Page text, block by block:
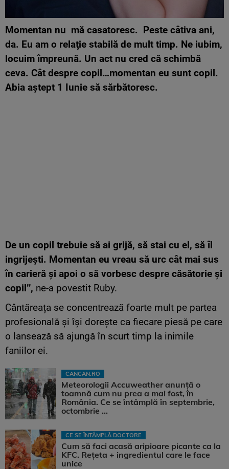
Momentan nu mă casatoresc. Peste câtiva ani,
da. Eu am o relaţie stabilă de mult timp. Ne iubim,
locuim împreună. Un act nu cred că schimbă
ceva. Cât despre copil…momentan eu sunt copil.
Abia aştept 1 Iunie să sărbătoresc.
De un copil trebuie să ai grijă, să stai cu el, să îl
ingrijeşti. Momentan eu vreau să urc cât mai sus
în carieră şi apoi o să vorbesc despre căsătorie şi
copil’’, ne-a povestit Ruby.
Cântăreața se concentrează foarte mult pe partea
profesională și își dorește ca fiecare piesă pe care
o lansează să ajungă în scurt timp la inimile
faniilor ei.
CANCAN.RO
Meteorologii Accuweather anunță o
toamnă cum nu prea a mai fost, în
România. Ce se întâmplă în septembrie,
octombrie ...
CE SE ÎNTÂMPLĂ DOCTORE
Cum să faci acasă aripioare picante ca la
KFC. Rețeta + ingredientul care le face
unice